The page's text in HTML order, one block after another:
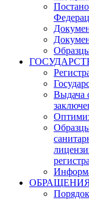
Выдача